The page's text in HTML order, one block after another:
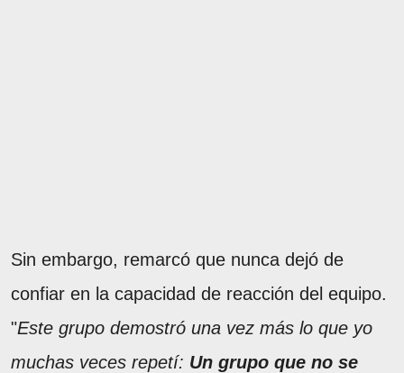
Sin embargo, remarcó que nunca dejó de
confiar en la capacidad de reacción del equipo.
"Este grupo demostró una vez más lo que yo
muchas veces repetí: Un grupo que no se